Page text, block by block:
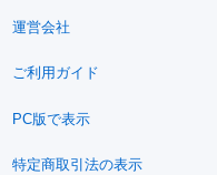
運営会社
ご利用ガイド
PC版で表示
特定商取引法の表示